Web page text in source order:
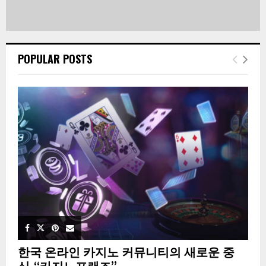
POPULAR POSTS
한국 온라인 카지노 커뮤니티의 새로운 중